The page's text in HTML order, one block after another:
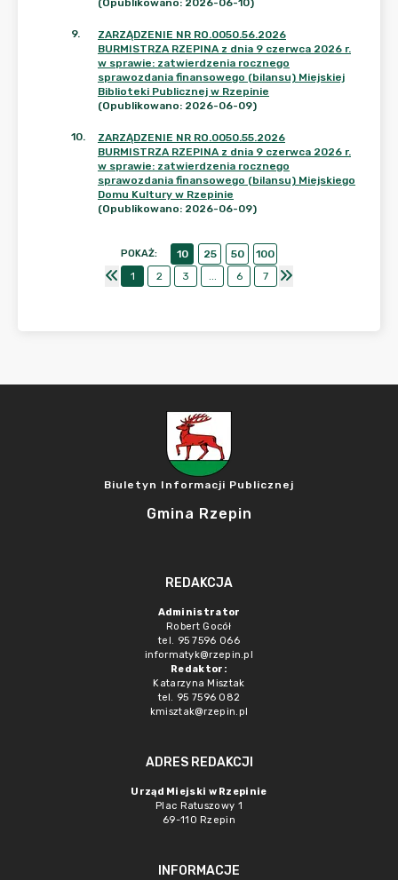
(Opublikowano: 2026-06-10)
9.
ZARZĄDZENIE NR RO.0050.56.2026
BURMISTRZA RZEPINA z dnia 9 czerwca 2026 r.
w sprawie: zatwierdzenia rocznego
sprawozdania finansowego (bilansu) Miejskiej
Biblioteki Publicznej w Rzepinie
(Opublikowano: 2026-06-09)
10.
ZARZĄDZENIE NR RO.0050.55.2026
BURMISTRZA RZEPINA z dnia 9 czerwca 2026 r.
w sprawie: zatwierdzenia rocznego
sprawozdania finansowego (bilansu) Miejskiego
Domu Kultury w Rzepinie
(Opublikowano: 2026-06-09)
POKAŻ: 10 25 50
100
1
2 3 ... 6 7
Biuletyn Informacji Publicznej
Gmina Rzepin
REDAKCJA
Administrator
Robert Gocół
tel. 95 7596 066
informatyk@rzepin.pl
Redaktor:
Katarzyna Misztak
tel. 95 7596 082
kmisztak@rzepin.pl
ADRES REDAKCJI
Urząd Miejski w Rzepinie
Plac Ratuszowy 1
69-110 Rzepin
INFORMACJE